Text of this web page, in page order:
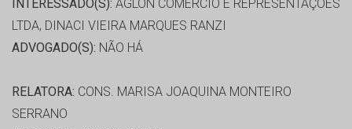
INTERESSADO(S): AGLON COMERCIO E REPRESENTAÇÕES
LTDA, DINACI VIEIRA MARQUES RANZI
ADVOGADO(S): NÃO HÁ
RELATORA: CONS. MARISA JOAQUINA MONTEIRO
SERRANO